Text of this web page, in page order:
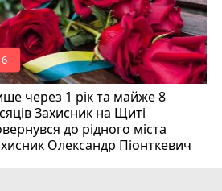
через 1 рік та майже 8
Захисник на Щиті
до рідного міста
Олександр Піонткевич
6